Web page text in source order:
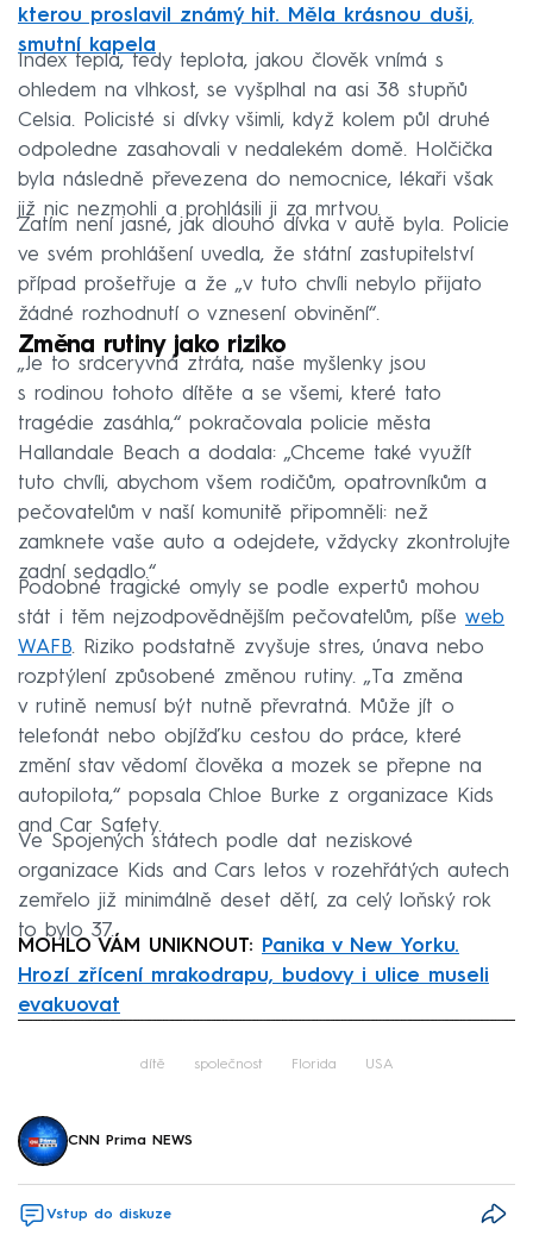
kterou proslavil známý hit. Měla krásnou duši,
smutní kapela
Index tepla, tedy teplota, jakou člověk vnímá s
ohledem na vlhkost, se vyšplhal na asi 38 stupňů
Celsia. Policisté si dívky všimli, když kolem půl druhé
odpoledne zasahovali v nedalekém domě. Holčička
byla následně převezena do nemocnice, lékaři však
již nic nezmohli a prohlásili ji za mrtvou.
Zatím není jasné, jak dlouho dívka v autě byla. Policie
ve svém prohlášení uvedla, že státní zastupitelství
případ prošetřuje a že „v tuto chvíli nebylo přijato
žádné rozhodnutí o vznesení obvinění“.
Změna rutiny jako riziko
„Je to srdceryvná ztráta, naše myšlenky jsou
s rodinou tohoto dítěte a se všemi, které tato
tragédie zasáhla,“ pokračovala policie města
Hallandale Beach a dodala: „Chceme také využít
tuto chvíli, abychom všem rodičům, opatrovníkům a
pečovatelům v naší komunitě připomněli: než
zamknete vaše auto a odejdete, vždycky zkontrolujte
zadní sedadlo.“
Podobné tragické omyly se podle expertů mohou
stát i těm nejzodpovědnějším pečovatelům, píše web
WAFB. Riziko podstatně zvyšuje stres, únava nebo
rozptýlení způsobené změnou rutiny. „Ta změna
v rutině nemusí být nutně převratná. Může jít o
telefonát nebo objížďku cestou do práce, které
změní stav vědomí člověka a mozek se přepne na
autopilota,“ popsala Chloe Burke z organizace Kids
and Car Safety.
Ve Spojených státech podle dat neziskové
organizace Kids and Cars letos v rozehřátých autech
zemřelo již minimálně deset dětí, za celý loňský rok
to bylo 37.
MOHLO VÁM UNIKNOUT:
Panika v New Yorku.
Hrozí zřícení mrakodrapu, budovy i ulice museli
evakuovat
dítě společnost Florida USA
CNN Prima NEWS
Vstup do diskuze